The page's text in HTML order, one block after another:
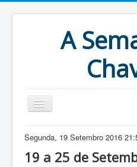
A
Home
Anteriores
Segunda, 19 Setembro 2016
19 a 25 de